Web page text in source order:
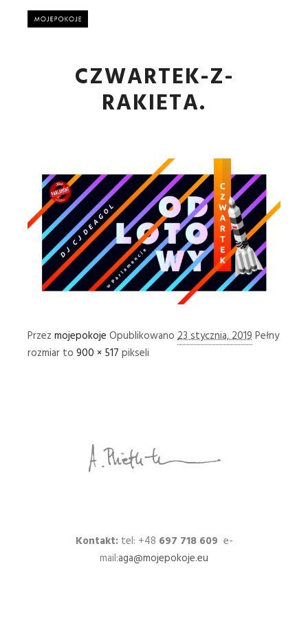
CZWARTEK-Z-
RAKIETA.
Przez mojepokoje Opublikowano 23 stycznia, 2019 Pełny
rozmiar to 900 × 517 pikseli
Kontakt:tel: +48 697 718 609 e-
mail:aga@mojepokoje.eu